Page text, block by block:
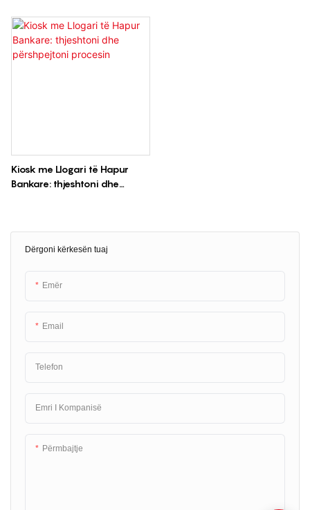
Dërgoni kërkesën tuaj
Emër
Email
Telefon
Emri I Kompanisë
Përmbajtje
Kiosk me Llogari të Hapur
Bankare: thjeshtoni dhe